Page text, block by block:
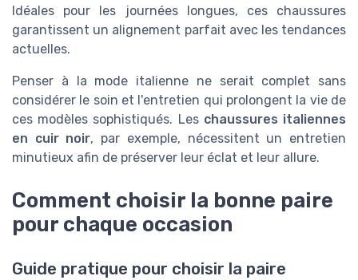
Idéales pour les journées longues, ces chaussures
garantissent un alignement parfait avec les tendances
actuelles.
Penser à la mode italienne ne serait complet sans
considérer le soin et l'entretien qui prolongent la vie de
ces modèles sophistiqués. Les chaussures italiennes
en cuir noir, par exemple, nécessitent un entretien
minutieux afin de préserver leur éclat et leur allure.
Comment choisir la bonne paire
pour chaque occasion
Guide pratique pour choisir la paire